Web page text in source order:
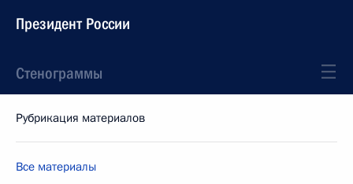
Президент России
Стенограммы
Рубрикация материалов
Все материалы